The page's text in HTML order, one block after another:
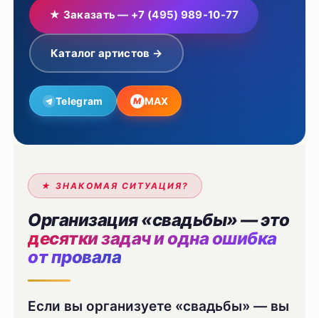
★ Заказать — +7 (495) 989-10-77
Каталог артистов →
Telegram M MAX
★ ЗНАКОМАЯ СИТУАЦИЯ?
Организация «свадьбы» — это
десятки задач и одна ошибка
от провала
Если вы организуете «свадьбы» — вы